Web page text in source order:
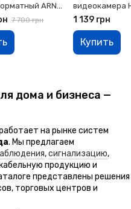
ARNY
(AVD-710 2Мп
+ Brown
7 700 грн
видеокамера
DS-2CE56D0T-
1 139 грн
Купить
дома и бизнеса —
на рынке систем
. Мы предлагаем
,сигнализацию,
продукцию и
представлены решения
торговых центров и